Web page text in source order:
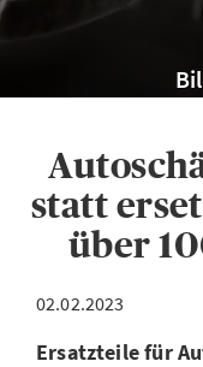
statt
über
02.02.2023
Ersatzteile für